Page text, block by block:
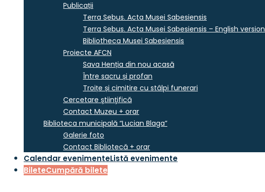
Publicații
Terra Sebus. Acta Musei Sabesiensis
Terra Sebus. Acta Musei Sabesiensis – English version
Bibliotheca Musei Sabesiensis
Proiecte AFCN
Sava Henția din nou acasă
Între sacru și profan
Troițe și cimitire cu stâlpi funerari
Cercetare ştiinţifică
Contact Muzeu + orar
Biblioteca municipală “Lucian Blaga”
Galerie foto
Contact Bibliotecă + orar
Calendar evenimenteListă evenimente
BileteCumpără bilete